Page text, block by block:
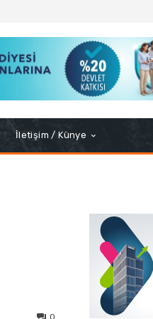
İletişim / Künye